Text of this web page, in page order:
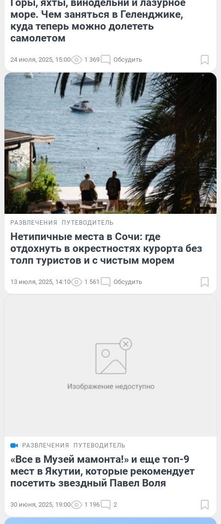
море. Чем заняться в Геленджике,
куда теперь можно долететь
самолетом
24 июля, 2025, 15:00 1 369 Обсудить
РАЗВЛЕЧЕНИЯ ПУТЕВОДИТЕЛЬ
Нетипичные места в Сочи: где
отдохнуть в окрестностях курорта без
толп туристов и с чистым морем
13 июля, 2025, 14:10 1 561 Обсудить
РАЗВЛЕЧЕНИЯ ПУТЕВОДИТЕЛЬ
«Все в Музей мамонта!» и еще топ-9
мест в Якутии, которые рекомендует
посетить звездный Павел Воля
30 июня, 2025, 19:00 1 196 2